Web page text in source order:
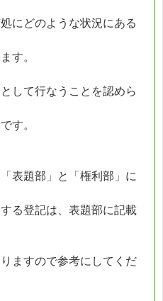
にどのような状況にある
す。
して行なうことを認めら
す。
表題部」と「権利部」に
る登記は、表題部に記載
ますので参考にしてくだ